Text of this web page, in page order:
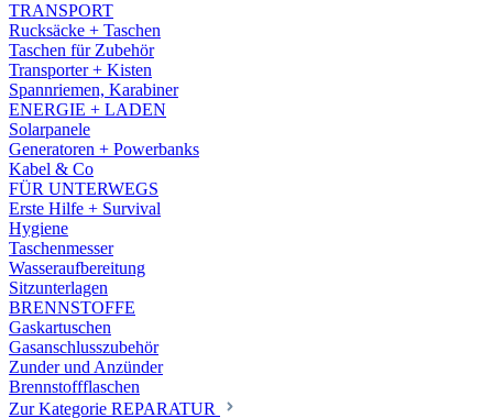
TRANSPORT
Rucksäcke + Taschen
Taschen für Zubehör
Transporter + Kisten
Spannriemen, Karabiner
ENERGIE + LADEN
Solarpanele
Generatoren + Powerbanks
Kabel & Co
FÜR UNTERWEGS
Erste Hilfe + Survival
Hygiene
Taschenmesser
Wasseraufbereitung
Sitzunterlagen
BRENNSTOFFE
Gaskartuschen
Gasanschlusszubehör
Zunder und Anzünder
Brennstoffflaschen
Zur Kategorie REPARATUR